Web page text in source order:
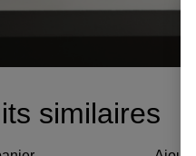
similaires